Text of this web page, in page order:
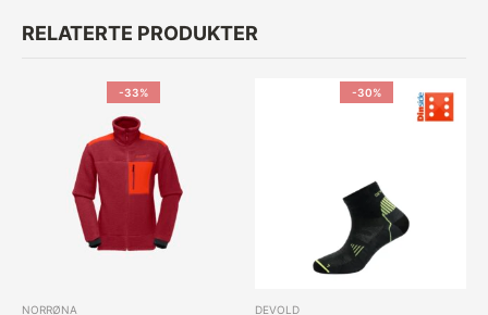
RELATERTE PRODUKTER
-33%
NORRØNA
-30%
DEVOLD